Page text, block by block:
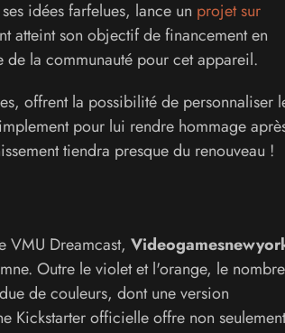
idées farfelues, lance un projet sur
atteint son objectif de financement en
la communauté pour cet appareil.
offrent la possibilité de personnaliser
pour lui rendre hommage
tiendra presque du renouveau !
VMU Dreamcast,
Outre le violet et l'orange, le nombre
de couleurs, dont une version
Kickstarter officielle offre non